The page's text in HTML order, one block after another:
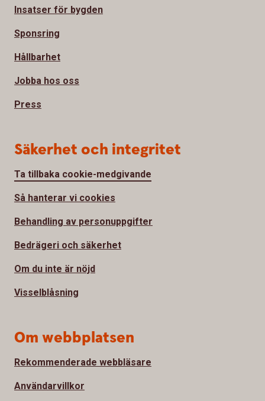
Insatser för bygden
Sponsring
Hållbarhet
Jobba hos oss
Press
Säkerhet och integritet
Ta tillbaka cookie-medgivande
Så hanterar vi cookies
Behandling av personuppgifter
Bedrägeri och säkerhet
Om du inte är nöjd
Visselblåsning
Om webbplatsen
Rekommenderade webbläsare
Användarvillkor